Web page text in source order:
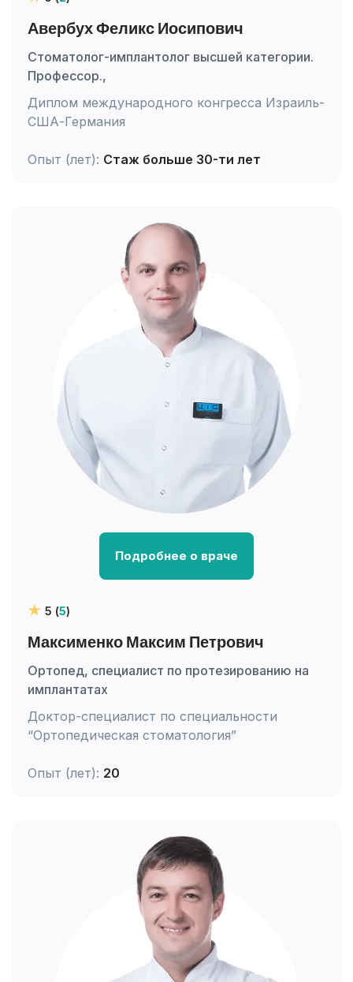
Авербух Феликс Иосипович
Стоматолог-имплантолог высшей категории.
Профессор.,
Диплом международного конгресса Израиль-
США-Германия
Опыт (лет): Стаж больше 30-ти лет
Подробнее о враче
5 (5)
Максименко Максим Петрович
Ортопед, специалист по протезированию на
имплантатах
Доктор-специалист по специальности
“Ортопедическая стоматология”
Опыт (лет): 20